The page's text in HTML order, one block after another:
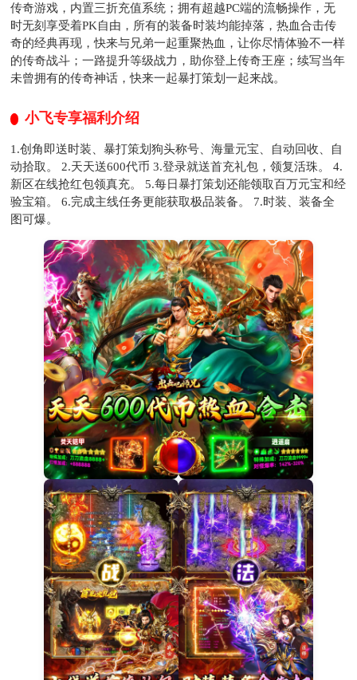
传奇游戏，内置三折充值系统；拥有超越PC端的流畅操作，无
时无刻享受着PK自由，所有的装备时装均能掉落，热血合击传
奇的经典再现，快来与兄弟一起重聚热血，让你尽情体验不一样
的传奇战斗；一路提升等级战力，助你登上传奇王座；续写当年
未曾拥有的传奇神话，快来一起暴打策划一起来战。
小飞专享福利介绍
1.创角即送时装、暴打策划狗头称号、海量元宝、自动回收、自
动拾取。 2.天天送600代币 3.登录就送首充礼包，领复活珠。 4.
新区在线抢红包领真充。 5.每日暴打策划还能领取百万元宝和经
验宝箱。 6.完成主线任务更能获取极品装备。 7.时装、装备全
图可爆。